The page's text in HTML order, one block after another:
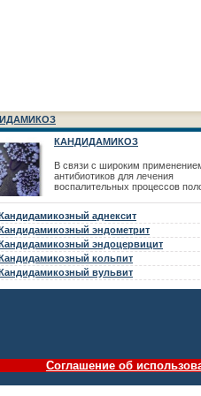
КАНДИДАМИКОЗ
В связи с широким
антибиотиков для лечения
воспалительных процессов
половых органов. Кандидамикоз
быть первичным заболеванием и
осложнение
Кандидамикоз (кандидоз,
вызывается дрожжеподобными
р
аднексит
эндометрит
эндоцервицит
кольпит
вульвит
Соглашение об